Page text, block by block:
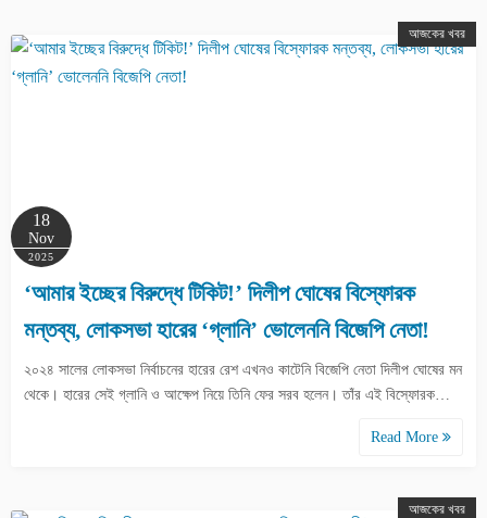
আজকের খবর
18
Nov
2025
‘আমার ইচ্ছের বিরুদ্ধে টিকিট!’ দিলীপ ঘোষের বিস্ফোরক
মন্তব্য, লোকসভা হারের ‘গ্লানি’ ভোলেননি বিজেপি নেতা!
২০২৪ সালের লোকসভা নির্বাচনের হারের রেশ এখনও কাটেনি বিজেপি নেতা দিলীপ ঘোষের মন
থেকে। হারের সেই গ্লানি ও আক্ষেপ নিয়ে তিনি ফের সরব হলেন। তাঁর এই বিস্ফোরক…
Read More
আজকের খবর